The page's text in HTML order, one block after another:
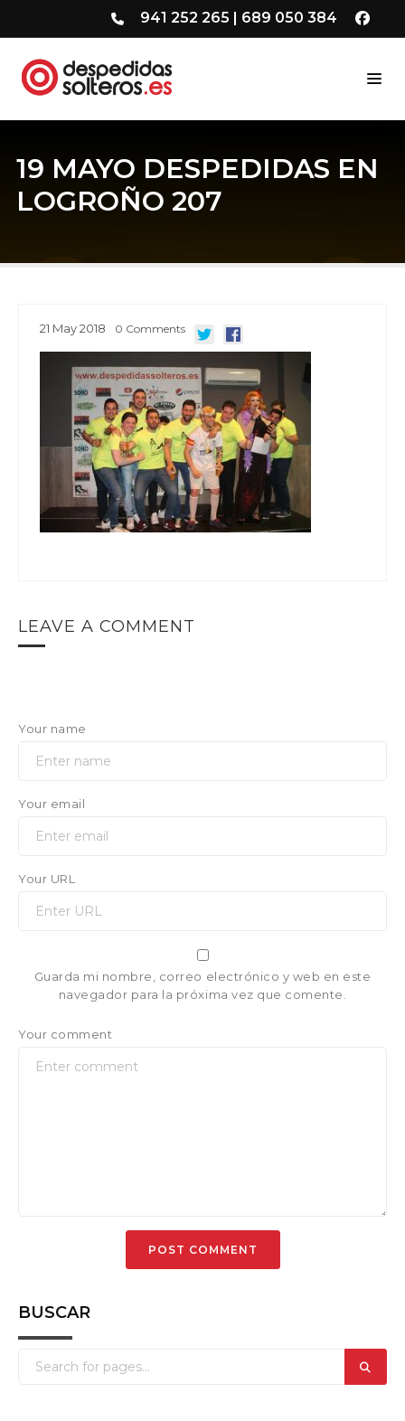
941 252 265 | 689 050 384
19 MAYO DESPEDIDAS EN
LOGROÑO 207
21 May2018 0 Comments
LEAVE A COMMENT
Your name
Your email
Your URL
Guarda mi nombre, correo electrónico y web en este
navegador para la próxima vez que comente.
Your comment
BUSCAR